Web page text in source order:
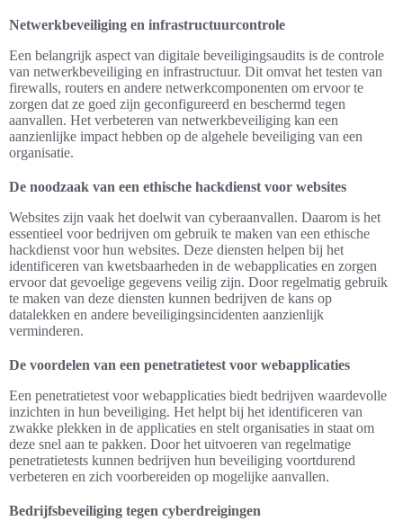
Netwerkbeveiliging en infrastructuurcontrole
Een belangrijk aspect van digitale beveiligingsaudits is de controle
van netwerkbeveiliging en infrastructuur. Dit omvat het testen van
firewalls, routers en andere netwerkcomponenten om ervoor te
zorgen dat ze goed zijn geconfigureerd en beschermd tegen
aanvallen. Het verbeteren van netwerkbeveiliging kan een
aanzienlijke impact hebben op de algehele beveiliging van een
organisatie.
De noodzaak van een ethische hackdienst voor websites
Websites zijn vaak het doelwit van cyberaanvallen. Daarom is het
essentieel voor bedrijven om gebruik te maken van een ethische
hackdienst voor hun websites. Deze diensten helpen bij het
identificeren van kwetsbaarheden in de webapplicaties en zorgen
ervoor dat gevoelige gegevens veilig zijn. Door regelmatig gebruik
te maken van deze diensten kunnen bedrijven de kans op
datalekken en andere beveiligingsincidenten aanzienlijk
verminderen.
De voordelen van een penetratietest voor webapplicaties
Een penetratietest voor webapplicaties biedt bedrijven waardevolle
inzichten in hun beveiliging. Het helpt bij het identificeren van
zwakke plekken in de applicaties en stelt organisaties in staat om
deze snel aan te pakken. Door het uitvoeren van regelmatige
penetratietests kunnen bedrijven hun beveiliging voortdurend
verbeteren en zich voorbereiden op mogelijke aanvallen.
Bedrijfsbeveiliging tegen cyberdreigingen